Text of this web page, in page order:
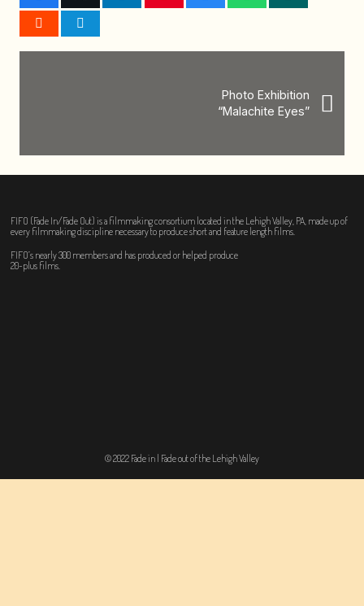
Photo Exhibition
“Malachite Eyes”
FIFO (Fade In/Fade Out) is a filmmaking consortium located in the Lehigh Valley, PA, made up of
every filmmaking discipline necessary to produce short and feature length films.
FIFO’s nearly 300 members and has produced or helped produce
20-plus films.
© 2022 Fade in | Fade out of the Lehigh Valley